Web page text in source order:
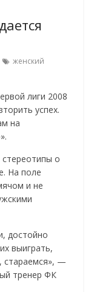
женский
лиги 2008
успех.
на
о
На поле
и не
достойно
выиграть,
стараемся», —
тренер ФК